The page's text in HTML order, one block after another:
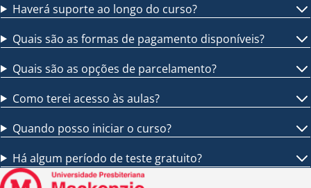
Haverá suporte ao longo do curso?
Quais são as formas de pagamento disponíveis?
Quais são as opções de parcelamento?
Como terei acesso às aulas?
Quando posso iniciar o curso?
Há algum período de teste gratuito?